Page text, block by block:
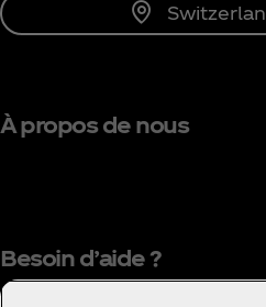
À propos de nous
Besoin d’aide ?